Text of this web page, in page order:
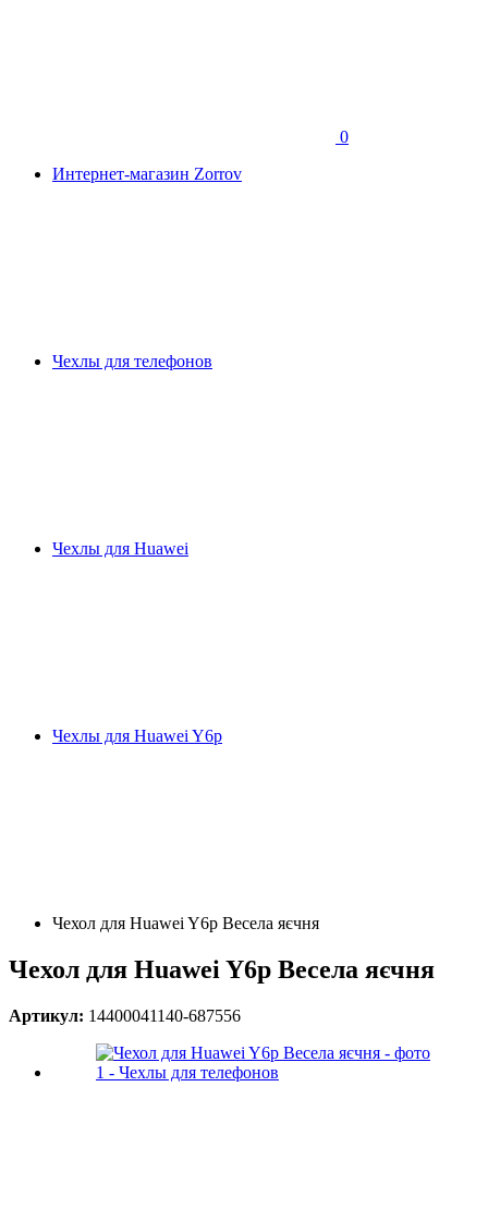
0
Интернет-магазин Zorrov
Чехлы для телефонов
Чехлы для Huawei
Чехлы для Huawei Y6p
Чехол для Huawei Y6p Весела яєчня
Чехол для Huawei Y6p Весела яєчня
Артикул: 14400041140-687556